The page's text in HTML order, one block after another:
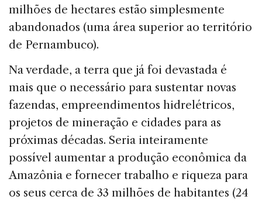
milhões de hec­tares estão simplesmente
abandonados (uma área supe­rior ao território
de Pernambuco).
Na verdade, a terra que já foi devastada é
mais que o ne­cessário para sustentar novas
fazendas, empreendimen­tos hidrelétricos,
projetos de mineração e cidades para as
próximas décadas. Seria inteiramente
possível aumentar a produção econômica da
Amazônia e fornecer trabalho e riqueza para
os seus cerca de 33 milhões de habitantes (24